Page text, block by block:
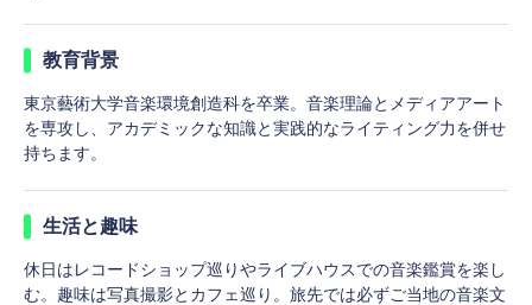
教育背景
東京藝術大学音楽環境創造科を卒業。音楽理論とメディアアート
を専攻し、アカデミックな知識と実践的なライティング力を併せ
持ちます。
生活と趣味
休日はレコードショップ巡りやライブハウスでの音楽鑑賞を楽し
む。趣味は写真撮影とカフェ巡り。旅先では必ずご当地の音楽文